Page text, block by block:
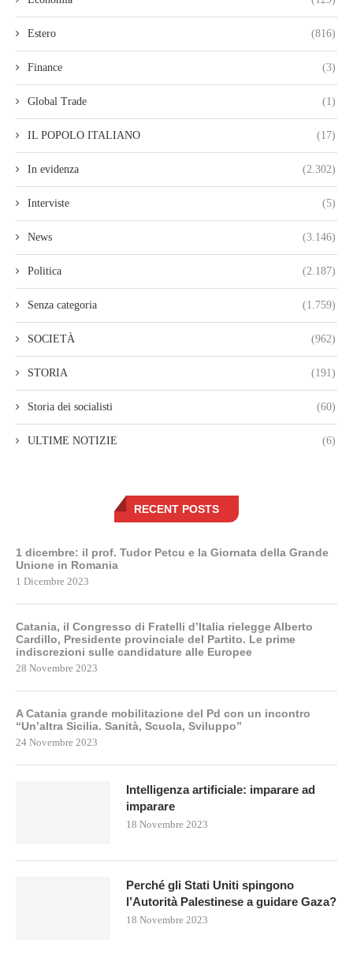
Estero (816)
Finance (3)
Global Trade (1)
IL POPOLO ITALIANO (17)
In evidenza (2.302)
Interviste (5)
News (3.146)
Politica (2.187)
Senza categoria (1.759)
SOCIETÀ (962)
STORIA (191)
Storia dei socialisti (60)
ULTIME NOTIZIE (6)
RECENT POSTS
1 dicembre: il prof. Tudor Petcu e la Giornata della Grande
Unione in Romania
1 Dicembre 2023
Catania, il Congresso di Fratelli d’Italia rielegge Alberto
Cardillo, Presidente provinciale del Partito. Le prime
indiscrezioni sulle candidature alle Europee
28 Novembre 2023
A Catania grande mobilitazione del Pd con un incontro
“Un’altra Sicilia. Sanità, Scuola, Sviluppo”
24 Novembre 2023
Intelligenza artificiale: imparare ad
imparare
18 Novembre 2023
Perché gli Stati Uniti spingono
l’Autorità Palestinese a guidare Gaza?
18 Novembre 2023